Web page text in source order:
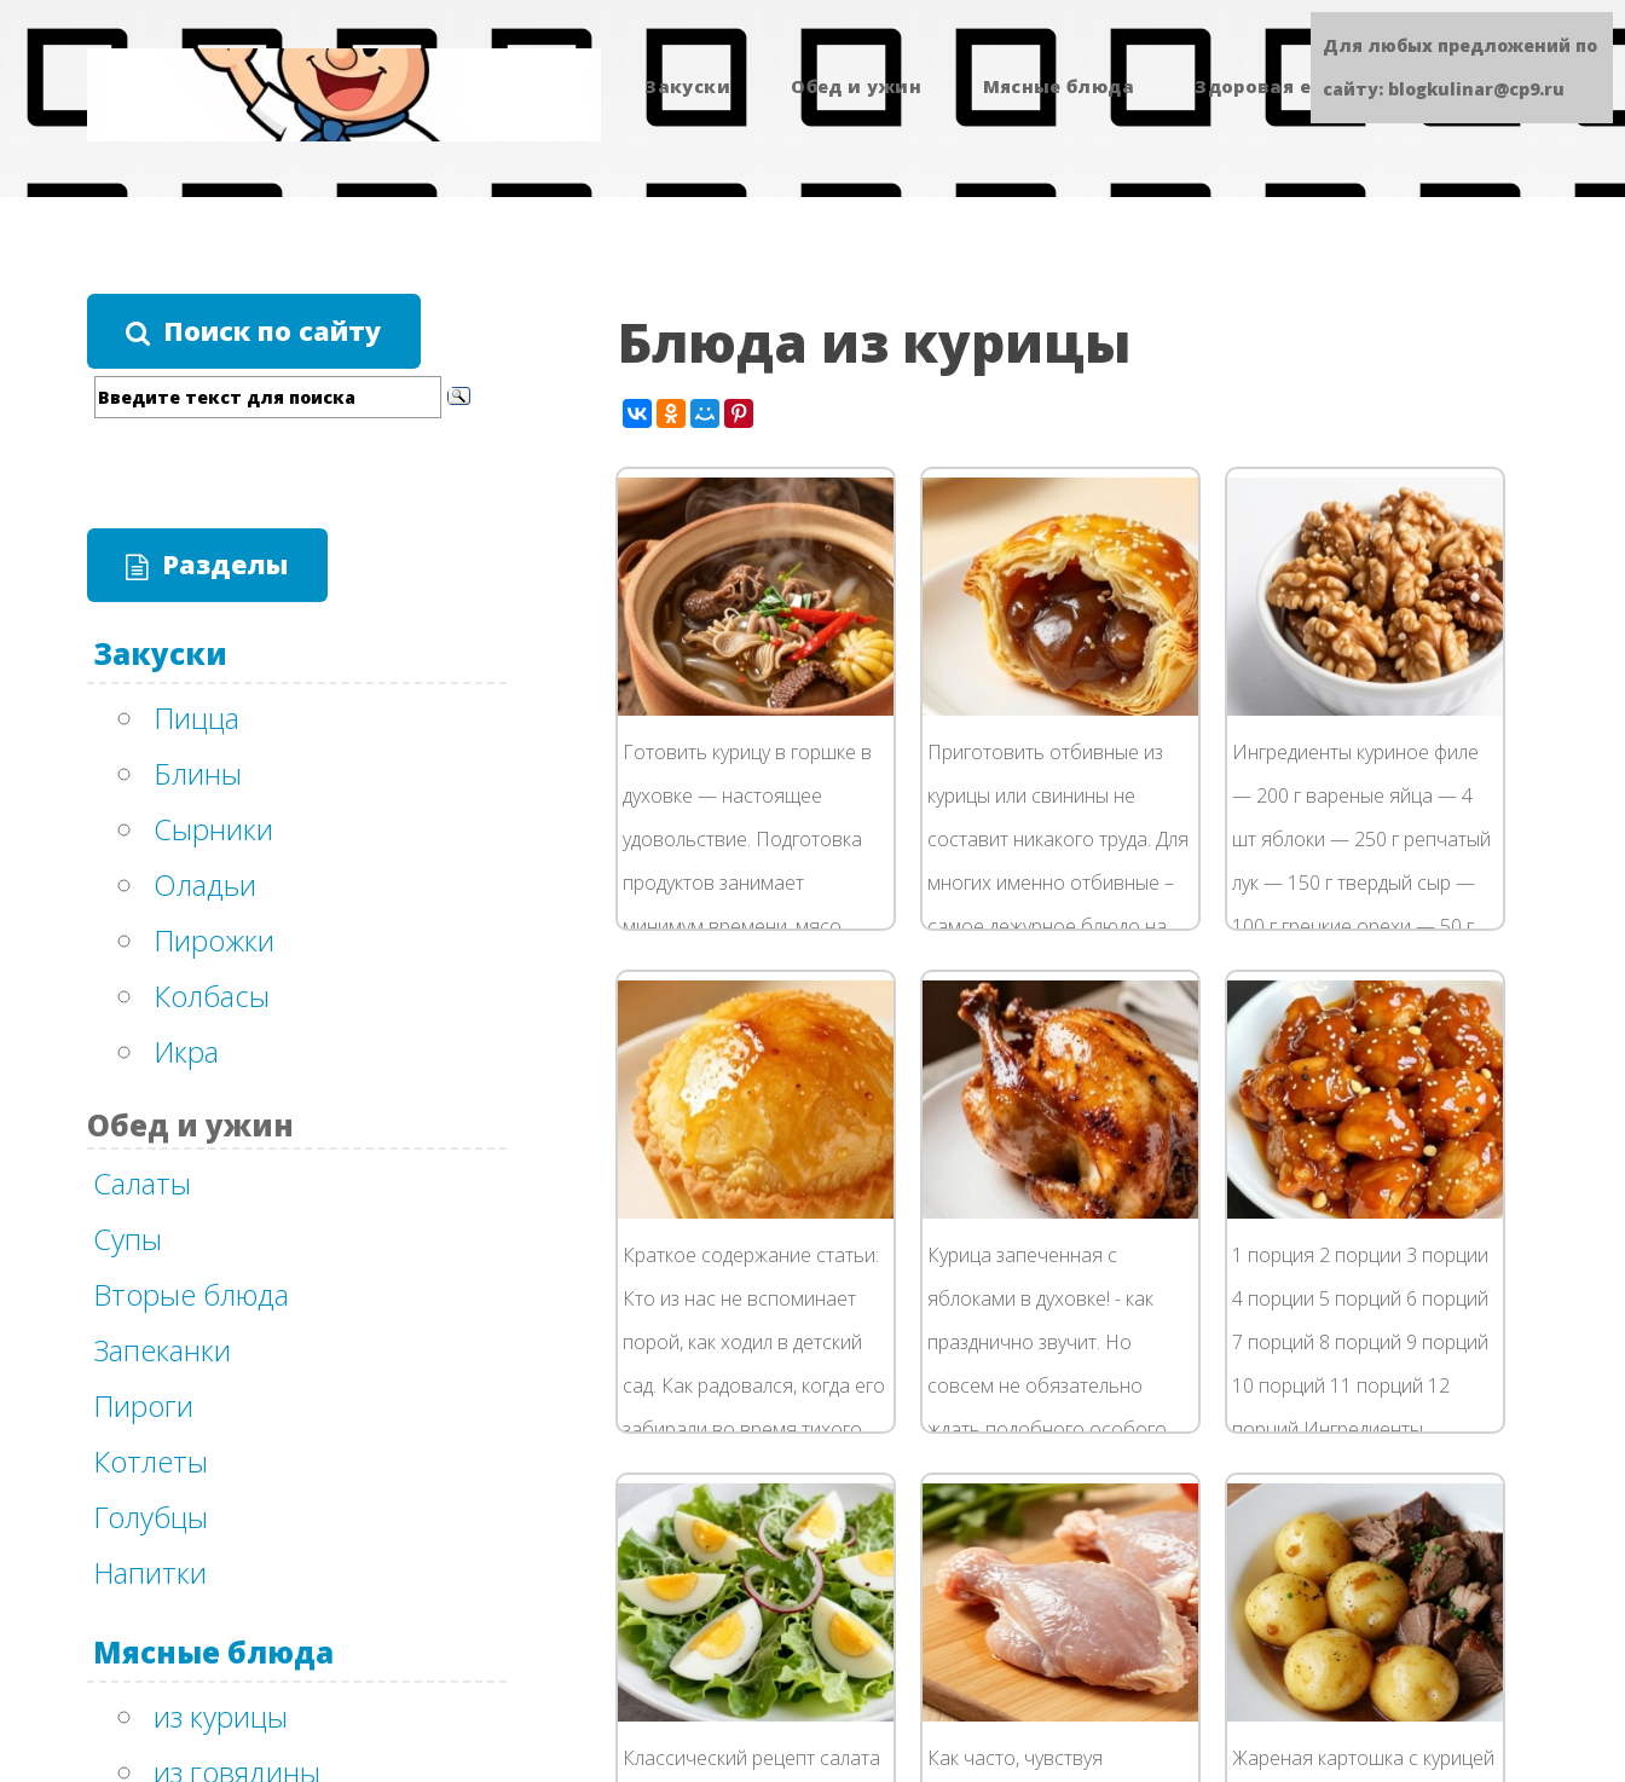
Закуски Обед и ужин Мясные блюда Здоровая еда Сладенькое
Поиск по сайту
Разделы
Закуски
Пицца
Блины
Сырники
Оладьи
Пирожки
Колбасы
Икра
Обед и ужин
Салаты
Супы
Вторые блюда
Запеканки
Пироги
Котлеты
Голубцы
Напитки
Мясные блюда
из курицы
из говядины
Блюда из курицы
Готовить курицу в горшке в
духовке — настоящее
удовольствие. Подготовка
продуктов занимает
минимум времени, мясо
тушится в своем соку, без
добавления жира. В
результате вы получаете не
простое...
Приготовить отбивные из
курицы или свинины не
составит никакого труда. Для
многих именно отбивные –
самое дежурное блюдо на
ужин. Но немного
пофантазировав и уложив в
отбивную какую-нибудь...
Ингредиенты куриное филе
— 200 г вареные яйца — 4
шт яблоки — 250 г репчатый
лук — 150 г твердый сыр —
100 г грецкие орехи — 50 г
чернослив — 50 г соль — по
вкусу майонез — по вкусу
Как...
Краткое содержание статьи:
Кто из нас не вспоминает
порой, как ходил в детский
сад. Как радовался, когда его
забирали во время тихого
часа, а все остальные
оставались дальше спать,
как кидались...
Курица запеченная с
яблоками в духовке! - как
празднично звучит. Но
совсем не обязательно
ждать подобного особого
случая, ведь сам рецепт
этого блюда невероятно
прост. Попробуйте его...
1 порция 2 порции 3 порции
4 порции 5 порций 6 порций
7 порций 8 порций 9 порций
10 порций 11 порций 12
порций Ингредиенты
Сладкий перец 3 штуки
Куриное филе 700 г
Консервированный ананас
1...
Классический рецепт салата
Как часто, чувствуя
Жареная картошка с курицей
Для любых предложений по
сайту: blogkulinar@cp9.ru